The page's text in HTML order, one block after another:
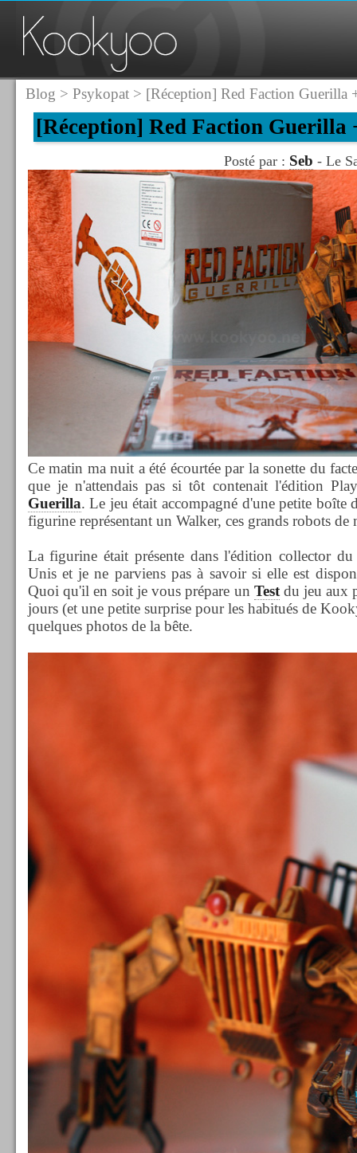
Blog > Psykopat> [Réception] Red Faction Guerilla
[Réception] Red Faction Guerilla
Posté par : Seb - Le
Ce matin ma nuit a été écourtée par la sonette du
que je n'attendais pas si tôt contenait l'édition
Guerilla. Le jeu était accompagné d'une petite boîte
figurine représentant un Walker, ces grands robots de
La figurine était présente dans l'édition collector
Unis et je ne parviens pas à savoir si elle est
Quoi qu'il en soit je vous prépare un Testdu jeu aux
jours (et une petite surprise pour les habitués de
quelques photos de la bête.